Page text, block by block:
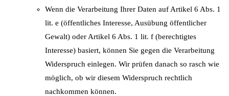
Wenn die Verarbeitung Ihrer Daten auf Artikel 6 Abs. 1
lit. e (öffentliches Interesse, Ausübung öffentlicher
Gewalt) oder Artikel 6 Abs. 1 lit. f (berechtigtes
Interesse) basiert, können Sie gegen die Verarbeitung
Widerspruch einlegen. Wir prüfen danach so rasch wie
möglich, ob wir diesem Widerspruch rechtlich
nachkommen können.